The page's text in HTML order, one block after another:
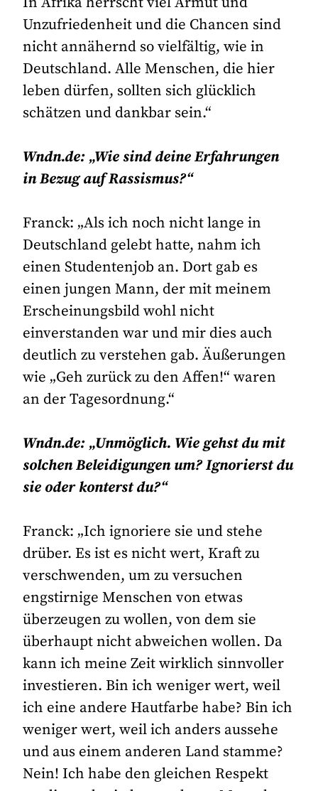
Unzufriedenheit und die Chancen sind
nicht annähernd so vielfältig, wie in
Deutschland. Alle Menschen, die hier
leben dürfen, sollten sich glücklich
schätzen und dankbar sein.“
Wndn.de: „Wie sind deine Erfahrungen
in Bezug auf Rassismus?“
Franck: „Als ich noch nicht lange in
Deutschland gelebt hatte, nahm ich
einen Studentenjob an. Dort gab es
einen jungen Mann, der mit meinem
Erscheinungsbild wohl nicht
einverstanden war und mir dies auch
deutlich zu verstehen gab. Äußerungen
wie „Geh zurück zu den Affen!“ waren
an der Tagesordnung.“
Wndn.de: „Unmöglich. Wie gehst du mit
solchen Beleidigungen um? Ignorierst du
sie oder konterst du?“
Franck: „Ich ignoriere sie und stehe
drüber. Es ist es nicht wert, Kraft zu
verschwenden, um zu versuchen
engstirnige Menschen von etwas
überzeugen zu wollen, von dem sie
überhaupt nicht abweichen wollen. Da
kann ich meine Zeit wirklich sinnvoller
investieren. Bin ich weniger wert, weil
ich eine andere Hautfarbe habe? Bin ich
weniger wert, weil ich anders aussehe
und aus einem anderen Land stamme?
Nein! Ich habe den gleichen Respekt